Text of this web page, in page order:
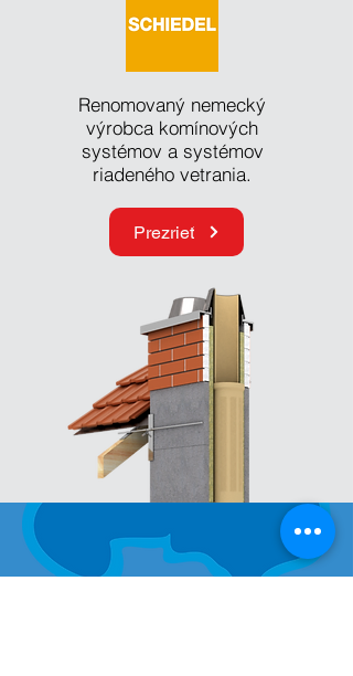
Renomovaný nemecký
výrobca komínových
systémov a systémov
riadeného vetrania.
Prezrieť